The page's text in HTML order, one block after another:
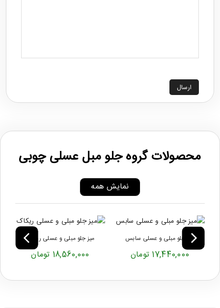
ارسال
محصولات گروه جلو مبل عسلی چوبی
نمایش همه
میز جلو مبلی و عسلی سابس
17,440,000 تومان
میز جلو مبلی و عسلی ریکاک
18,560,000 تومان